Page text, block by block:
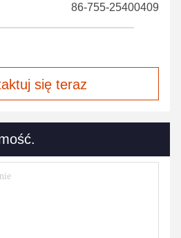
86-755-25400409
się teraz